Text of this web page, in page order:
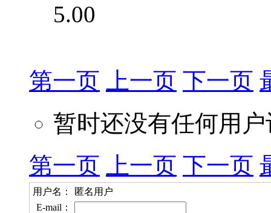
5.00
第一页 上一页 下一页
暂时还没有任何用
第一页
上一页 下一页
用户名：
匿名用户
E-mail：